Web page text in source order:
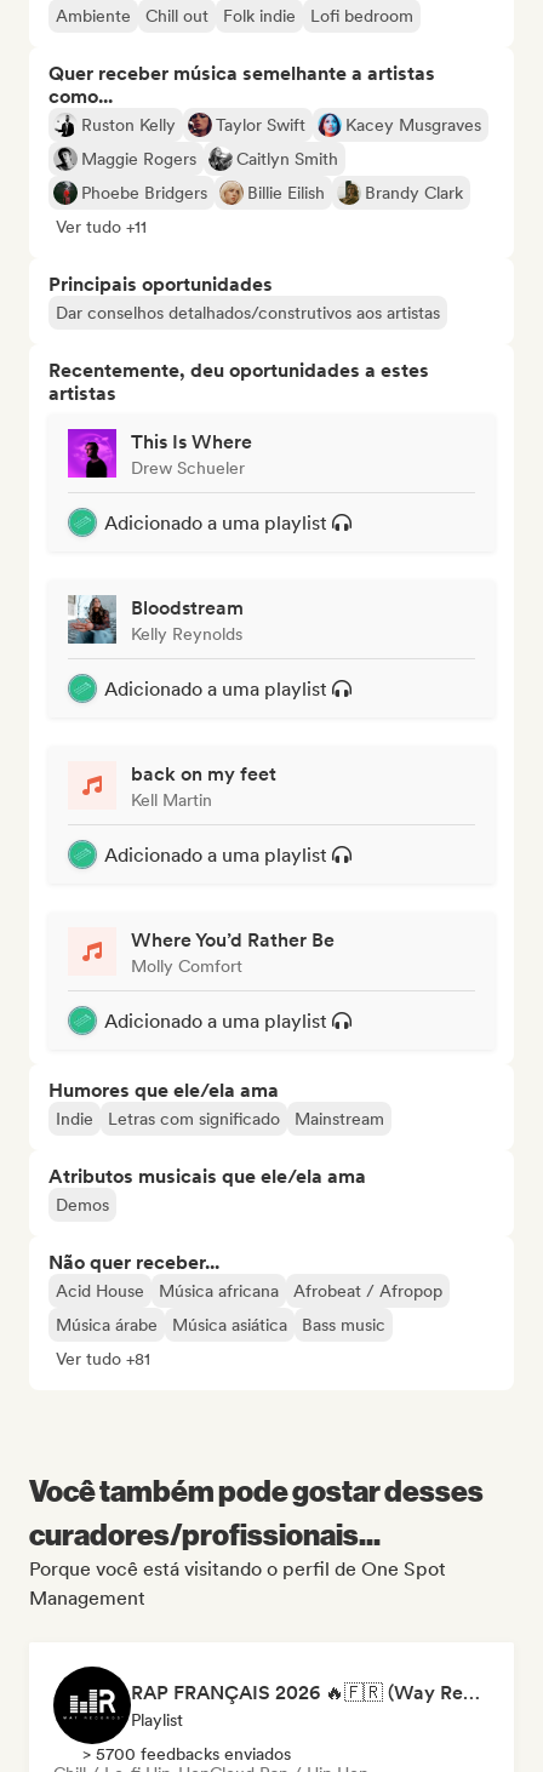
Ambiente Chill out Folk indie Lofi bedroom
Quer receber música semelhante a artistas
como...
Ruston Kelly Taylor Swift
Kacey Musgraves
Maggie Rogers
Caitlyn Smith
Phoebe Bridgers
Billie Eilish
Brandy Clark
Ver tudo +11
Principais oportunidades
Dar conselhos detalhados/construtivos aos artistas
Recentemente, deu oportunidades a estes
artistas
This Is Where
Drew Schueler
Adicionado a uma playlist
Bloodstream
Kelly Reynolds
Adicionado a uma playlist
back on my feet
Kell Martin
Adicionado a uma playlist
Where You’d Rather Be
Molly Comfort
Adicionado a uma playlist
Humores que ele/ela ama
Indie Letras com significado Mainstream
Atributos musicais que ele/ela ama
Demos
Não quer receber...
Acid House Música africana
Afrobeat / Afropop
Música árabe
Música asiática
Bass music
Ver tudo +81
Você também pode gostar desses
curadores/profissionais...
Porque você está visitando o perfil de One Spot
Management
RAP FRANÇAIS 2026 🔥🇫🇷 (Way Records)
Playlist
> 5700 feedbacks enviados